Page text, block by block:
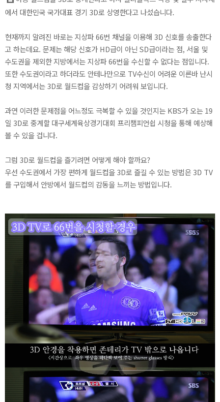
에서 대한민국 국가대표 경기 3D로 상영한다고 나섰습니다.
현재까지 알려진 바로는 지상파 66번 채널을 이용해 3D 신호를 송출한다
고 하는데요. 문제는 해당 신호가 HD급이 아닌 SD급이라는 점, 서울 및
수도권을 제외한 지방에서는 지상파 66번을 수신할 수 없다는 점입니다.
또한 수도권이라고 하더라도 안테나만으로 TV수신이 어려운 이른바 난시
청 지역에서는 3D로 월드컵을 감상하기 어려워 보입니다.
과연 이러한 문제점을 어느정도 극복할 수 있을 것인지는 KBS가 오는 19
일 3D로 중계할 대구세계육상경기대회 프리챔피언쉽 시청을 통해 예상해
볼 수 있을 겁니다.
그럼 3D로 월드컵을 즐기려면 어떻게 해야 할까요?
우선 수도권에서 가장 편하게 월드컵을 3D로 즐길 수 있는 방법은 3D TV
를 구입해서 안방에서 월드컵의 감동을 느끼는 방법입니다.